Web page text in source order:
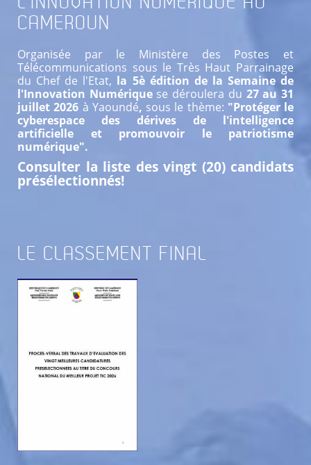
CAMEROUN
Organisée par le Ministère des Postes et
Télécommunications sous le Très Haut Parrainage
du Chef de l'Etat, la 5è édition de la Semaine de
l'Innovation Numérique se déroulera du 27 au 31
juillet 2026 à Yaoundé, sous le thème: "Protéger le
cyberespace des dérives de l'intelligence
artificielle et promouvoir le patriotisme
numérique".
Consulter la liste des vingt (20) candidats
présélectionnés!
LE CLASSEMENT FINAL